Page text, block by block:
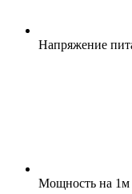
Напряжение
Мощность на 1м